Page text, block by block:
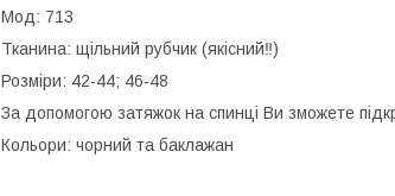
Мод: 713
Тканина: щільний рубчик (якісний‼️)
Розміри: 42-44; 46-48
За допомогою затяжок на спинці Ви зможете
Кольори: чорний та баклажан